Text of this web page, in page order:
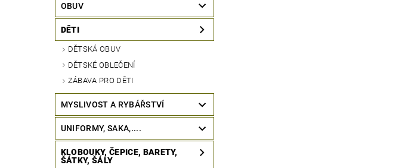
OBUV
DĚTI
DĚTSKÁ OBUV
DĚTSKÉ OBLEČENÍ
ZÁBAVA PRO DĚTI
MYSLIVOST A RYBÁŘSTVÍ
UNIFORMY, SAKA,....
KLOBOUKY, ČEPICE, BARETY,
ŠÁTKY, ŠÁLY